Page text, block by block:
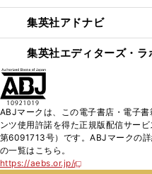
集英社アドナビ
集英社エディターズ・ラ
ABJマークは、この電子書店・電子
ンツ使用許諾を得た正規版配信サー
第6091713号）です。ABJマークの
の一覧はこちら。
https://aebs.or.jp/
新